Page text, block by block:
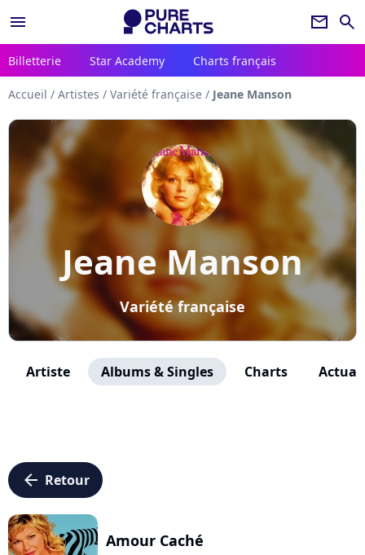
menu newsletter search
Billetterie Star Academy Charts français
Accueil / Artistes / Variété française / Jeane Manson
Jeane Manson
Variété française
Artiste Albums & Singles Charts
arrow_left Retour
Amour Caché